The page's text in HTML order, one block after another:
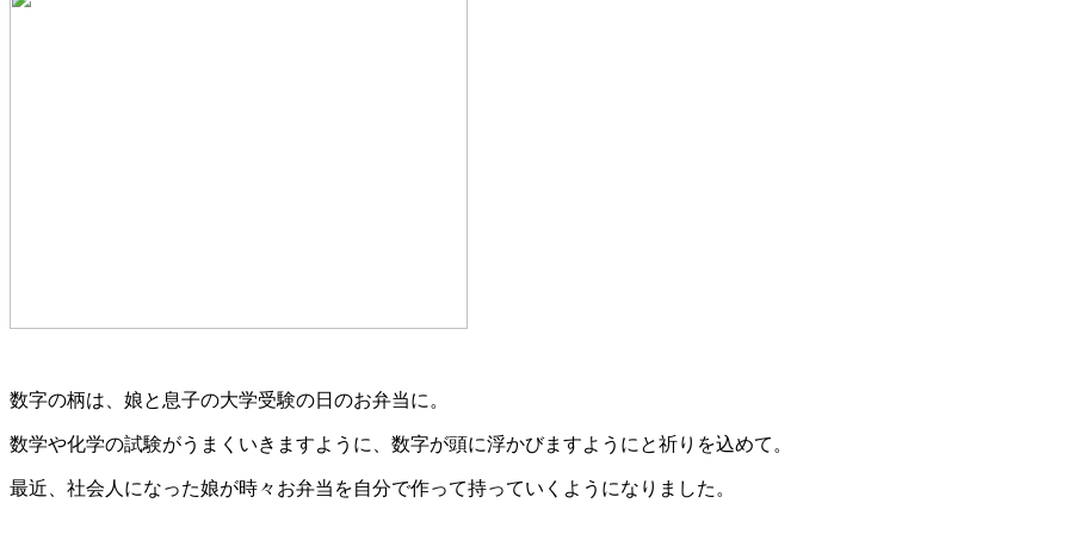
数字の柄は、娘と息子の大学受験の日のお弁当に。
数学や化学の試験がうまくいきますように、数字が頭に浮かびますようにと祈りを込めて。
最近、社会人になった娘が時々お弁当を自分で作って持っていくようになりました。